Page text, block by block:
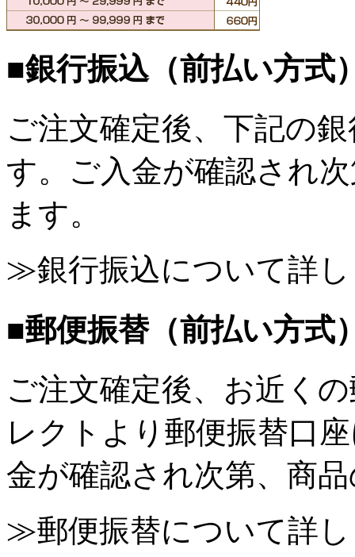
■銀行振込（前払い方式
ご注文確定後、下記の
す。ご入金が確認され
ます。
≫銀行振込について詳
■郵便振替（前払い方式
ご注文確定後、お近く
レクトより郵便振替口
金が確認され次第、商
≫郵便振替について詳